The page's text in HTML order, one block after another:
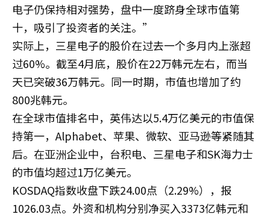
电子仍保持相对强势，盘中一度跻身全球市值第
十，吸引了投资者的关注。”
实际上，三星电子的股价在过去一个多月内上涨超
过60%。截至4月底，股价在22万韩元左右，而当
天已突破36万韩元。同一时期，市值也增加了约
800兆韩元。
在全球市值排名中，英伟达以5.4万亿美元的市值保
持第一，Alphabet、苹果、微软、亚马逊等紧随其
后。在亚洲企业中，台积电、三星电子和SK海力士
的市值均超过1万亿美元。
KOSDAQ指数收盘下跌24.00点（2.29%），报
1026.03点。外资和机构分别净买入3373亿韩元和